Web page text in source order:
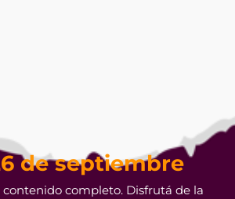
de septiembre
contenido completo. Disfrutá de la